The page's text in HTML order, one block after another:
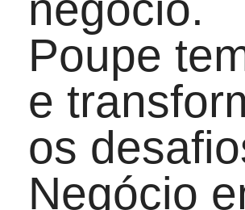
Poupe
e
os
Negócio